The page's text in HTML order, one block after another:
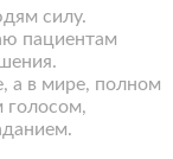
силу.
пациентам
а в мире, полном
голосом,